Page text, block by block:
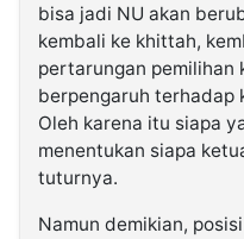
bisa jadi NU akan
kembali ke khittah,
pertarungan pemilihan
berpengaruh terhadap
Oleh karena itu siapa
menentukan siapa
tuturnya.
Namun demikian,